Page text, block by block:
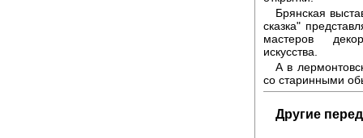
Брянская
сказка"
мастеров
искусства.
А в
со старинными
Другие